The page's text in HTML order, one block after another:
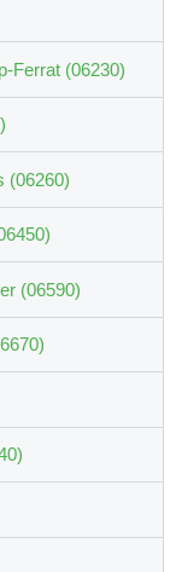
Ferrat (06230)
(06260)
(06590)